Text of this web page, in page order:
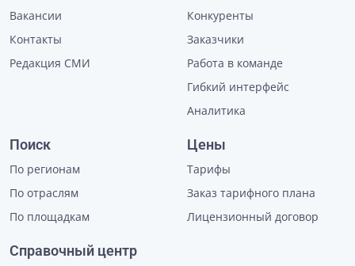
Вакансии
Контакты
Редакция СМИ
Конкуренты
Заказчики
Работа в команде
Гибкий интерфейс
Аналитика
Поиск
По регионам
По отраслям
По площадкам
Цены
Тарифы
Заказ тарифного плана
Лицензионный договор
Справочный центр